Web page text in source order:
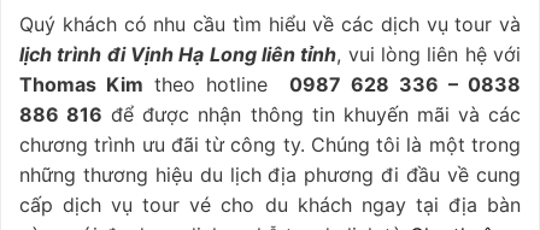
Quý khách có nhu cầu tìm hiểu về các dịch vụ tour và
lịch trình đi Vịnh Hạ Long liên tỉnh, vui lòng liên hệ với
Thomas Kim theo hotline 0987 628 336 – 0838
886 816 để được nhận thông tin khuyến mãi và các
chương trình ưu đãi từ công ty. Chúng tôi là một trong
những thương hiệu du lịch địa phương đi đầu về cung
cấp dịch vụ tour vé cho du khách ngay tại địa bàn